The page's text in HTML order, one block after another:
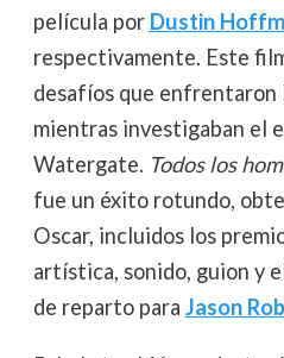
película por Dustin
respectivamente. Este
desafíos que enfrentaron
mientras investigaban el
Watergate. Todos los
fue un éxito rotundo,
Oscar, incluidos los
artística, sonido, guion y
de reparto para Jason